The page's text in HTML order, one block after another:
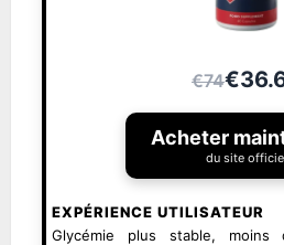
€74
Acheter
du site
EXPÉRIENCE UTILISATEUR
Glycémie plus stable,